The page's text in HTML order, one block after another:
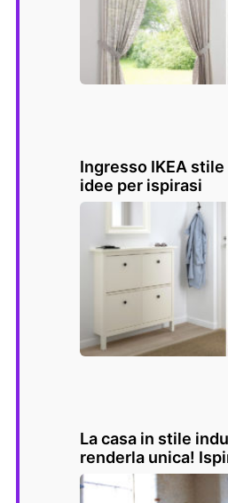
Ingresso IKEA
idee per ispirasi
La casa in stile
renderla unica!